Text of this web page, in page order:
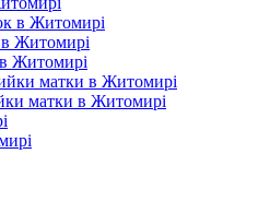
в Житомирі
в Житомирі
Житомирі
матки в Житомирі
матки в Житомирі